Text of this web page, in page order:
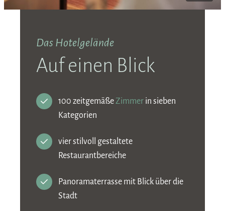
Das Hotelgelände
Auf einen Blick
100 zeitgemäße Zimmer in sieben
Kategorien
vier stilvoll gestaltete
Restaurantbereiche
Panoramaterrasse mit Blick über die
Stadt